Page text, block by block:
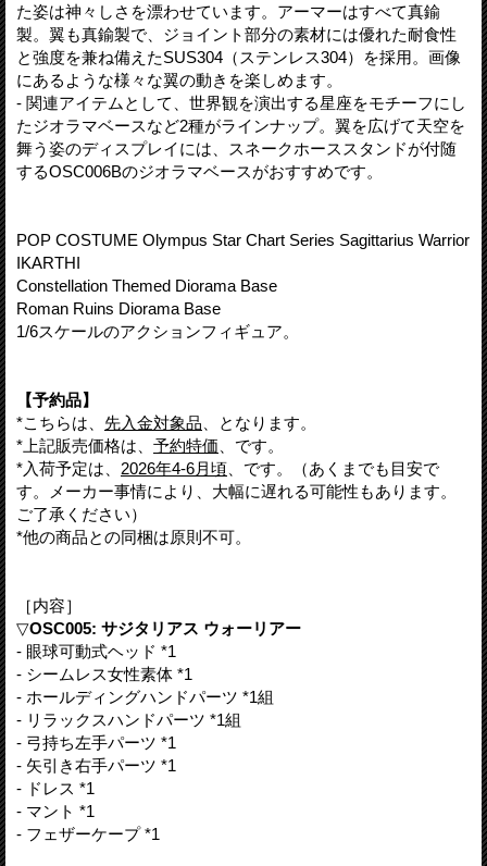
た姿は神々しさを漂わせています。アーマーはすべて真鍮
製。翼も真鍮製で、ジョイント部分の素材には優れた耐食性
と強度を兼ね備えたSUS304（ステンレス304）を採用。画像
にあるような様々な翼の動きを楽しめます。
- 関連アイテムとして、世界観を演出する星座をモチーフにし
たジオラマベースなど2種がラインナップ。翼を広げて天空を
舞う姿のディスプレイには、スネークホーススタンドが付随
するOSC006Bのジオラマベースがおすすめです。
POP COSTUME Olympus Star Chart Series Sagittarius Warrior
IKARTHI
Constellation Themed Diorama Base
Roman Ruins Diorama Base
1/6スケールのアクションフィギュア。
【予約品】
*こちらは、 先入金対象品 、となります。
*上記販売価格は、 予約特価 、です。
*入荷予定は、 2026年4-6月頃 、です。（あくまでも目安で
す。メーカー事情により、大幅に遅れる可能性もあります。
ご了承ください）
*他の商品との同梱は原則不可。
［内容］
▽OSC005: サジタリアス ウォーリアー
- 眼球可動式ヘッド *1
- シームレス女性素体 *1
- ホールディングハンドパーツ *1組
- リラックスハンドパーツ *1組
- 弓持ち左手パーツ *1
- 矢引き右手パーツ *1
- ドレス *1
- マント *1
- フェザーケープ *1